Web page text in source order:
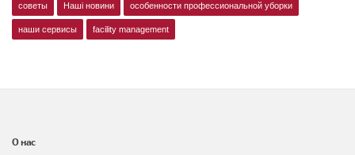
советы Наші новини особенности профессиональной уборки
наши сервисы facility management
О нас